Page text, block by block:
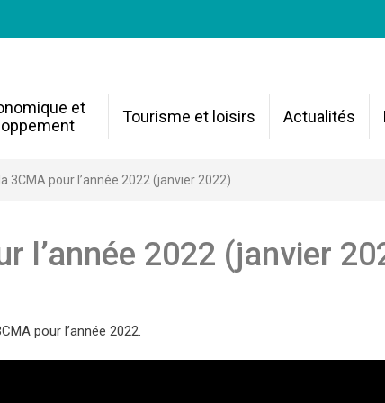
et
Tourisme et loisirs Actualités
3CMA pour l’année 2022 (janvier 2022)
l’année 2022 (janvier
pour l’année 2022.